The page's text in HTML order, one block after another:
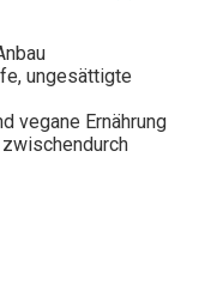
ungesättigte
vegane Ernährung